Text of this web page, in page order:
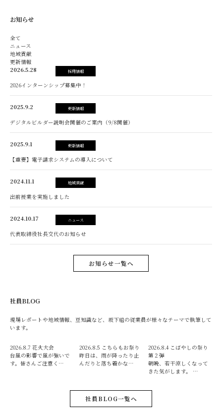
お知らせ
全て
ニュース
地域貢献
更新情報
2026.5.28
採用情報
2026インターンシップ募集中！
2025.9.2 更新情報
デジタルビルダー説明会開催のご案内（9/8開催）
2025.9.1 更新情報
【重要】電子請求システムの導入について
2024.11.1 地域貢献
出前授業を実施しました
2024.10.17 ニュース
代表取締役社長交代のお知らせ
お知らせ一覧へ
社員BLOG
現場レポートや地域情報、豆知識など、坂下組の従業員が様々なテーマで執筆して
います。
2026.8.7 花火大会
台風の影響で風が強いで
す。皆さんご注意く…
2026.8.5 こちらもお祭り
昨日は、雨が降ったり止
んだりと落ち着かな…
2026.8.4 こばやしの祭り
第２弾
朝晩、若干涼しくなって
きた気がします。 …
社員BLOG一覧へ